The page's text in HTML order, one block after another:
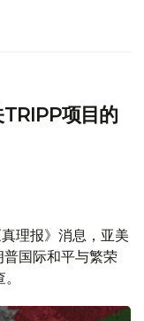
项目的
理报》消息，亚美
国际和平与繁荣